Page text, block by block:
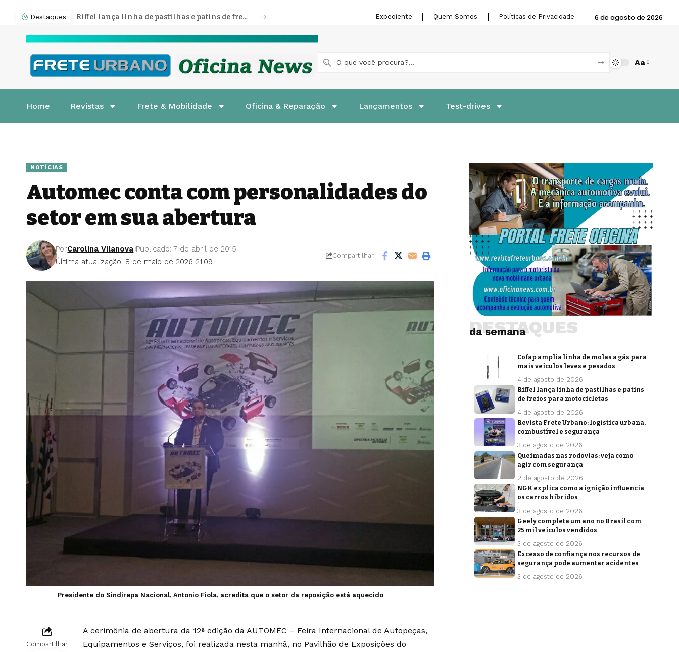
Destaques Riffel lança linha de pastilhas e patins de freios para motocicletas Expediente Quem Somos Políticas de Privacidade 6 de agosto de 2026
Aa
Home Revistas Frete & Mobilidade Oficina & Reparação Lançamentos Test-drives
NOTÍCIAS
Automec conta com personalidades do
setor em sua abertura
Última atualização: 8 de maio de 2026 21:09
PorCarolina Vilanova Publicado: 7 de abril de 2015
Compartilhar
Presidente do Sindirepa Nacional, Antonio Fiola, acredita que o setor da reposição está aquecido
Compartilhar
A cerimônia de abertura da 12ª edição da AUTOMEC – Feira Internacional de Autopeças,
Equipamentos e Serviços, foi realizada nesta manhã, no Pavilhão de Exposições do
da semana
DESTAQUES
Cofap amplia linha de molas a gás para
mais veículos leves e pesados
4 de agosto de 2026
Riffel lança linha de pastilhas e patins
de freios para motocicletas
4 de agosto de 2026
Revista Frete Urbano: logística urbana,
combustível e segurança
3 de agosto de 2026
Queimadas nas rodovias: veja como
agir com segurança
2 de agosto de 2026
NGK explica como a ignição influencia
os carros híbridos
3 de agosto de 2026
Geely completa um ano no Brasil com
25 mil veículos vendidos
3 de agosto de 2026
Excesso de confiança nos recursos de
segurança pode aumentar acidentes
3 de agosto de 2026